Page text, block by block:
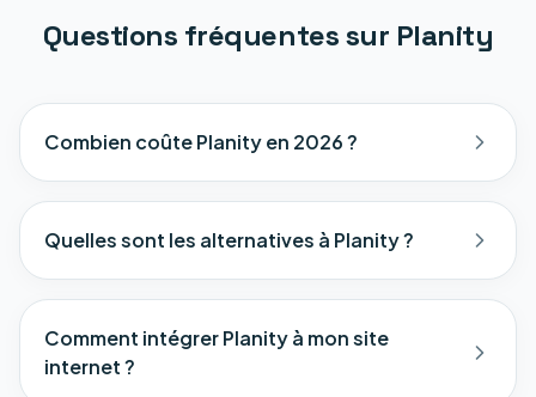
Questions fréquentes sur Planity
Combien coûte Planity en 2026 ?
Quelles sont les alternatives à Planity ?
Comment intégrer Planity à mon site
internet ?